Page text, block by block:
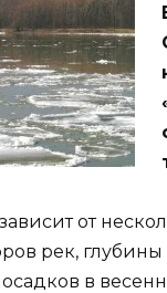
от
рек,
в